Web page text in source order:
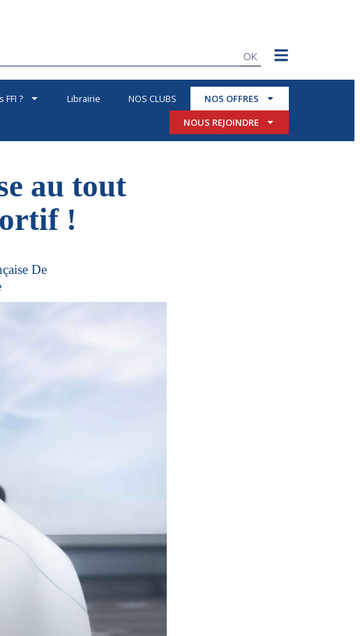
OK
FFI ? Librairie NOS CLUBS
NOS OFFRES
NOUS REJOINDRE
au tout
!
De